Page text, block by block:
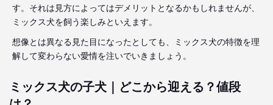
す。それは見方によってはデメリットとなるかもしれませんが、
ミックス犬を飼う楽しみといえます。
想像とは異なる見た目になったとしても、ミックス犬の特徴を理
解して変わらない愛情を注いでいきましょう。
ミックス犬の子犬｜どこから迎える？値段